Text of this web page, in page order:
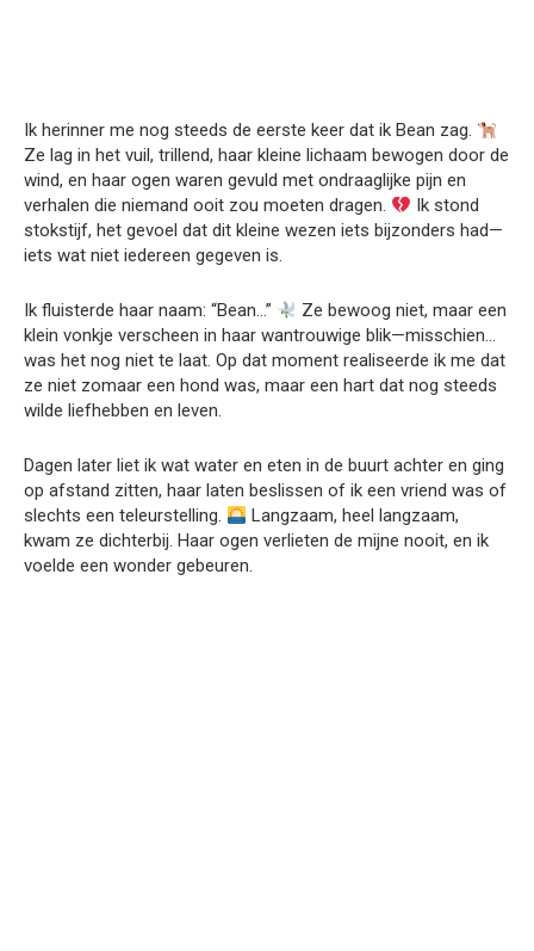
Ik herinner me nog steeds de eerste keer dat ik Bean zag.
Ze lag in het vuil, trillend, haar kleine lichaam bewogen door de
wind, en haar ogen waren gevuld met ondraaglijke pijn en
verhalen die niemand ooit zou moeten dragen.
Ik stond
stokstijf, het gevoel dat dit kleine wezen iets bijzonders had—
iets wat niet iedereen gegeven is.
Ik fluisterde haar naam: “Bean…”
Ze bewoog niet, maar een
klein vonkje verscheen in haar wantrouwige blik—misschien…
was het nog niet te laat. Op dat moment realiseerde ik me dat
ze niet zomaar een hond was, maar een hart dat nog steeds
wilde liefhebben en leven.
Dagen later liet ik wat water en eten in de buurt achter en ging
op afstand zitten, haar laten beslissen of ik een vriend was of
slechts een teleurstelling.
Langzaam, heel langzaam,
kwam ze dichterbij. Haar ogen verlieten de mijne nooit, en ik
voelde een wonder gebeuren.